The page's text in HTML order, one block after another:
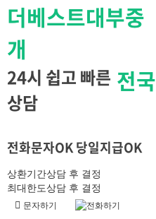
더베스트대부중
개
전국
24시 쉽고 빠른
상담
전화문자OK 당일지급OK
상환기간상담 후 결정
최대한도상담 후 결정
문자하기 전화하기